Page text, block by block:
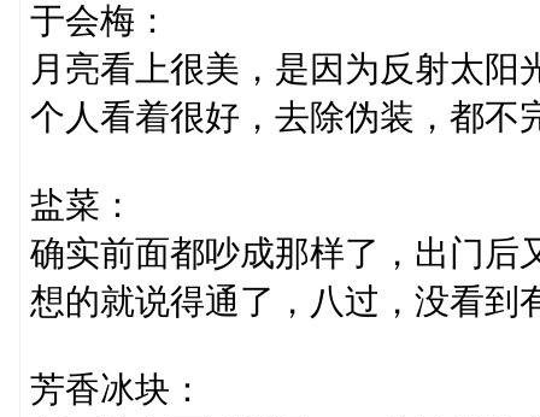
于会梅：
月亮看上很美，是因为反射太
个人看着很好，去除伪装，都不
盐菜：
确实前面都吵成那样了，出门后
想的就说得通了，八过，没看到
芳香冰块：